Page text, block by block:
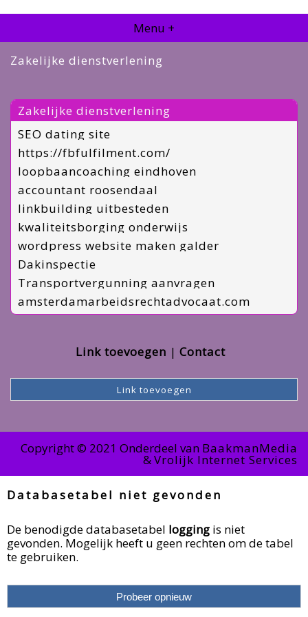
Menu +
Zakelijke dienstverlening
Zakelijke dienstverlening
SEO dating site
https://fbfulfilment.com/
loopbaancoaching eindhoven
accountant roosendaal
linkbuilding uitbesteden
kwaliteitsborging onderwijs
wordpress website maken galder
Dakinspectie
Transportvergunning aanvragen
amsterdamarbeidsrechtadvocaat.com
Link toevoegen Contact
Link toevoegen
Copyright © 2021 Onderdeel van BaakmanMedia
&Vrolijk Internet Services
Databasetabel niet gevonden
De benodigde databasetabel logging is niet
gevonden. Mogelijk heeft u geen rechten om de tabel
te gebruiken.